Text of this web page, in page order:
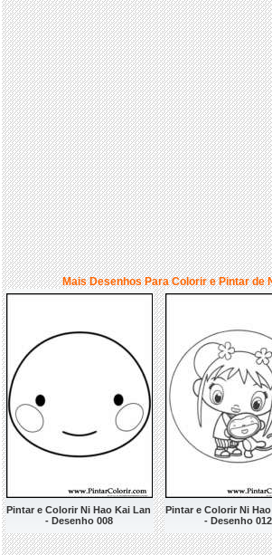
Mais Desenhos Para Colorir e Pintar de
Pintar e Colorir Ni Hao Kai Lan
- Desenho 008
Pintar e Colorir Ni
- Desenho 012